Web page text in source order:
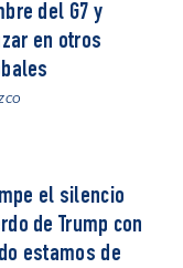
del G7 y
en otros
el silencio
de Trump con
estamos de